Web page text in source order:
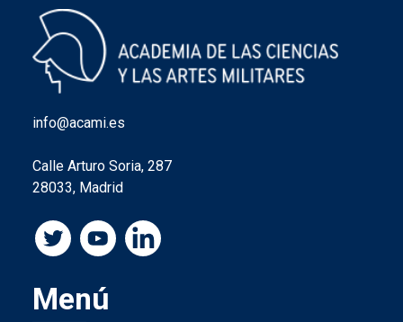
info@acami.es
Calle Arturo Soria, 287
28033, Madrid
Menú